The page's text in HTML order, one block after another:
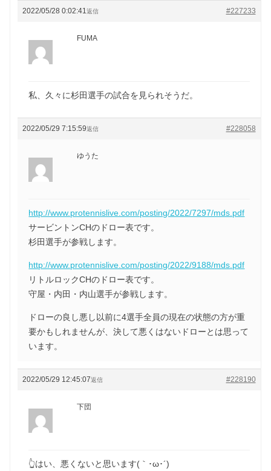
2022/05/28 0:02:41 #227233
返信
FUMA
私、久々に杉田選手の試合を見られそうだ。
2022/05/29 7:15:59 #228058
返信
ゆうた
http://www.protennislive.com/posting/2022/7297/mds.pdf
サービントンCHのドロー表です。
杉田選手が参戦します。
http://www.protennislive.com/posting/2022/9188/mds.pdf
リトルロックCHのドロー表です。
守屋・内田・内山選手が参戦します。
ドローの良し悪し以前に4選手全員の現在の状態の方が重
要かもしれませんが、決して悪くはないドローとは思って
います。
2022/05/29 12:45:07 #228190
返信
下団
👆はい、悪くないと思います(｀･ω･´)ゞ